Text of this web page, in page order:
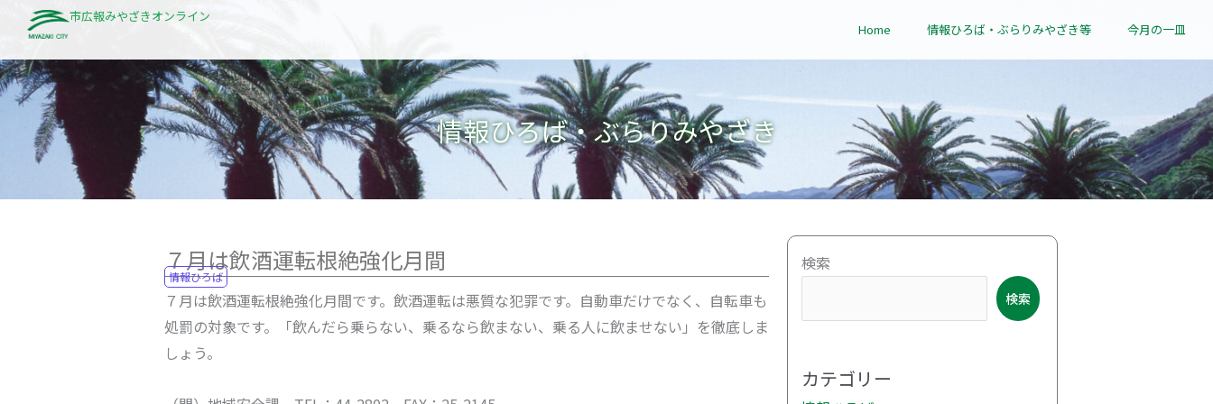
を
ス
市広報みやざきオンライン
Home 情報ひろば・ぶらりみやざき等 今月の一皿
情報ひろば・ぶらりみやざき
７月は飲酒運転根絶強化月間
情報ひろば
７月は飲酒運転根絶強化月間です。飲酒運転は悪質な犯罪です。自動車だけでなく、自転車も
処罰の対象です。「飲んだら乗らない、乗るなら飲まない、乗る人に飲ませない」を徹底しま
しょう。
検索
検索
カテゴリー
ア
ブ